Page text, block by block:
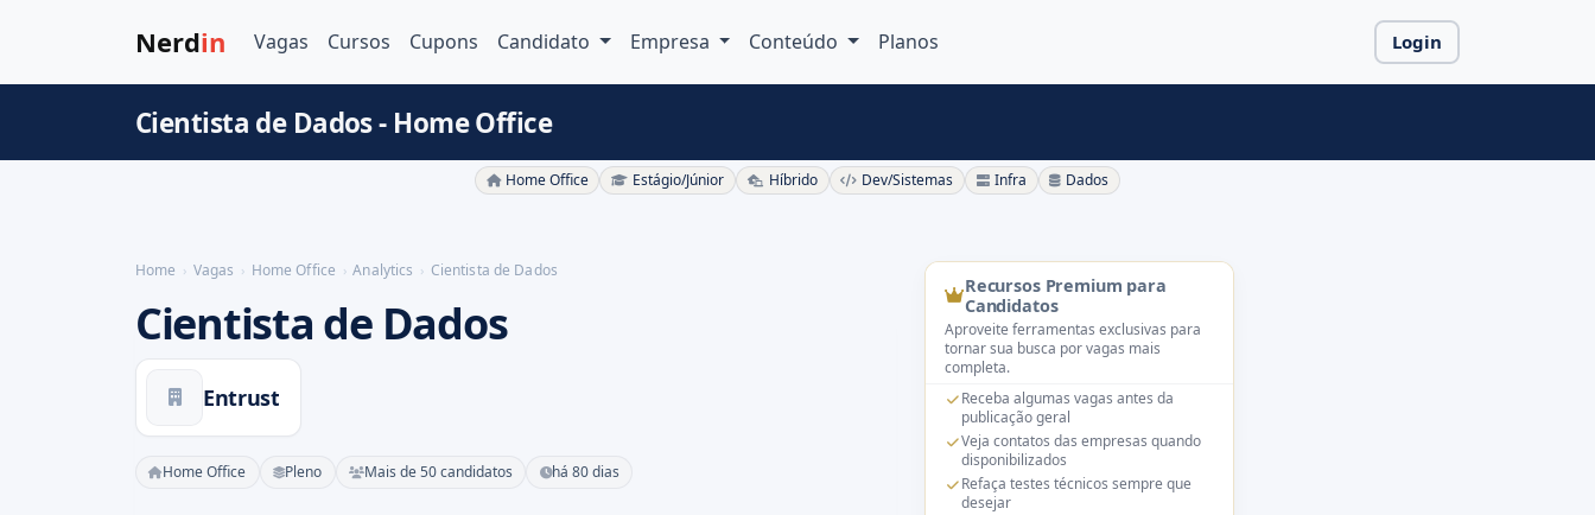
Nerdin Vagas Cursos Cupons Candidato Empresa Conteúdo Planos Login
Cientista de Dados - Home Office
Home Office Estágio/Júnior Híbrido Dev/Sistemas Infra Dados
Home Vagas Home Office Analytics Cientista de Dados
Cientista de Dados
Entrust
Home Office Pleno Mais de 50 candidatos há 80 dias
Recursos Premium para
Candidatos
Aproveite ferramentas exclusivas para
tornar sua busca por vagas mais
completa.
Receba algumas vagas antes da
publicação geral
Veja contatos das empresas quando
disponibilizados
Refaça testes técnicos sempre que
desejar